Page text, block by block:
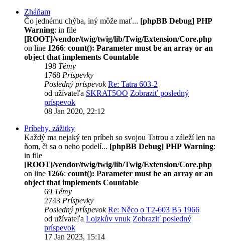
Zháňam
Čo jednému chýba, iný môže mať... [phpBB Debug] PHP
Warning: in file
[ROOT]/vendor/twig/twig/lib/Twig/Extension/Core.php
on line 1266: count(): Parameter must be an array or an
object that implements Countable
198 Témy
1768 Príspevky
Posledný príspevok Re: Tatra 603-2
od užívateľa SKRAT5OO Zobraziť posledný
príspevok
08 Jan 2020, 22:12
Príbehy, zážitky
Každý ma nejaký ten príbeh so svojou Tatrou a záleží len na
ňom, či sa o neho podelí... [phpBB Debug] PHP Warning:
in file
[ROOT]/vendor/twig/twig/lib/Twig/Extension/Core.php
on line 1266: count(): Parameter must be an array or an
object that implements Countable
69 Témy
2743 Príspevky
Posledný príspevok Re: Něco o T2-603 B5 1966
od užívateľa Lojzkův vnuk Zobraziť posledný
príspevok
17 Jan 2023, 15:14